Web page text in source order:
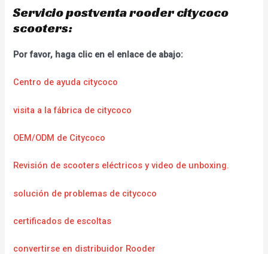
Servicio postventa rooder citycoco
scooters:
Por favor, haga clic en el enlace de abajo:
Centro de ayuda citycoco
visita a la fábrica de citycoco
OEM/ODM de Citycoco
Revisión de scooters eléctricos y video de unboxing.
solución de problemas de citycoco
certificados de escoltas
convertirse en distribuidor Rooder